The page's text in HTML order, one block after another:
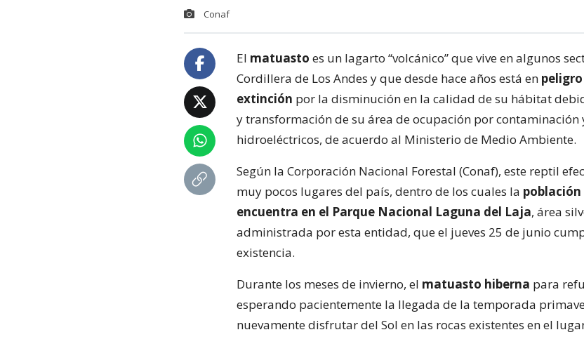
Conaf
El matuasto es un lagarto “volcánico” que vive en algunos
Cordillera de Los Andes y que desde hace años está en
extinción por la disminución en la calidad de su hábitat
y transformación de su área de ocupación por contaminación
hidroeléctricos, de acuerdo al Ministerio de Medio Ambiente.
Según la Corporación Nacional Forestal (Conaf), este reptil
muy pocos lugares del país, dentro de los cuales la población
encuentra en el Parque Nacional Laguna del Laja, área
administrada por esta entidad, que el jueves 25 de junio
existencia.
Durante los meses de invierno, el matuasto hiberna para
esperando pacientemente la llegada de la temporada
nuevamente disfrutar del Sol en las rocas existentes en el